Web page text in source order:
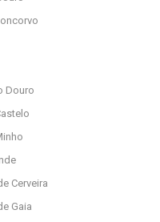
Douro
Cerveira
Gaia